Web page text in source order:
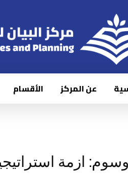
عن المركز الأقسام
وسوم: ازمة